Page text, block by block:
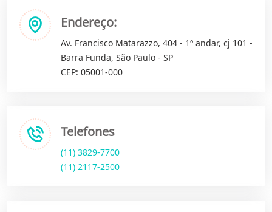
Endereço:
Av. Francisco Matarazzo, 404 - 1º andar, cj 101 -
Barra Funda, São Paulo - SP
CEP: 05001-000
Telefones
(11) 3829-7700
(11) 2117-2500